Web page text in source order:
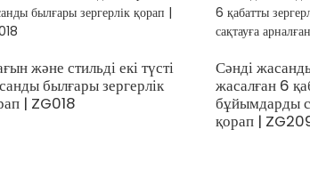
және стильді екі түсті
былғары зергерлік
| ZG018
Сәнді
жасалған 6
бұйымдарды
қорап |